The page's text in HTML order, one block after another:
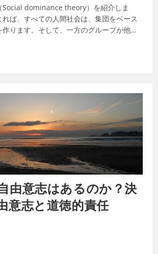
Social dominance theory）を紹介しま
ば、すべての人間社会は、集団をベース
ります。そして、一方のグループが他方
由意志はあるのか？決
意志と道徳的責任